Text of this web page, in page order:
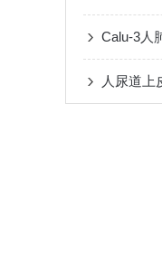
Calu-3人
人尿道上